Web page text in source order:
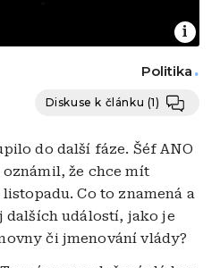
Politika
Diskuse k článku (1)
do další fáze. Šéf ANO
že chce mít
Co to znamená a
dalších událostí, jako je
či jmenování vlády?